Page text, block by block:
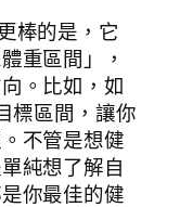
棒的是，它
重區間」，
。比如，如
標區間，讓你
不管是想健
純想了解自
你最佳的健